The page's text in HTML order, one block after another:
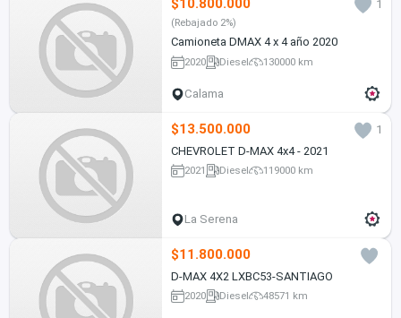
$10.800.000 1
(Rebajado 2%)
Camioneta DMAX 4 x 4 año 2020
2020 Diesel 130000 km
Calama
$13.500.000
1
CHEVROLET D-MAX 4x4 - 2021
2021 Diesel 119000 km
La Serena
$11.800.000
D-MAX 4X2 LXBC53-SANTIAGO
2020 Diesel 48571 km